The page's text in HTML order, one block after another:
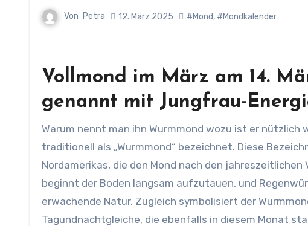
Von Petra 12. März 2025 #Mond, #Mondkalender
Vollmond im März am 14.
genannt mit Jungfrau-
Warum nennt man ihn Wurmmond wozu ist er nützlich wo lauern Gefahren! Der Vollmond im März wird
traditionell als „Wurmmond“ bezeichnet. Diese
Nordamerikas, die den Mond nach den
beginnt der Boden langsam aufzutauen, und
erwachende Natur. Zugleich symbolisiert der
Tagundnachtgleiche, die ebenfalls in diesem Monat